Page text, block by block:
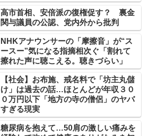
高市首相、安倍派の復権促す？ 裏金
関与議員の公認、党内外から批判
NHKアナウンサーの「摩擦音」が“ス
ースー”気になる指摘相次ぐ「割れて
擦れた声に聴こえる。聴きづらい」
【社会】お布施、戒名料で「坊主丸儲
け」は過去の話…ほとんどが年収３０
０万円以下「地方の寺の僧侶」のヤバ
すぎる現実
糖尿病を抱えて…50肩の激しい痛みを